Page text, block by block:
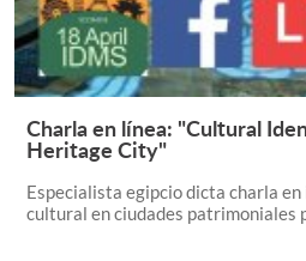
Charla en línea: "Cultural
Heritage City"
Especialista egipcio dicta charla
cultural en ciudades patrimoniales